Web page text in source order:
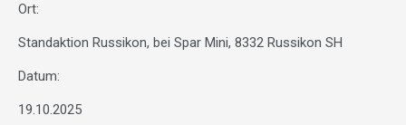
Ort:
Standaktion Russikon, bei Spar Mini, 8332 Russikon SH
Datum:
19.10.2025